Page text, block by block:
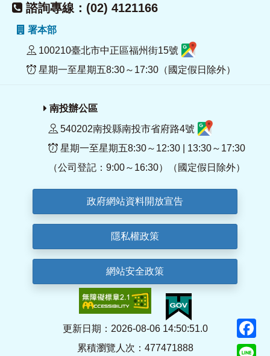
諮詢專線：(02) 4121166
署本部
100210臺北市中正區福州街15號
星期一至星期五8:30～17:30（國定假日除外）
南投辦公區
540202南投縣南投市省府路4號
星期一至星期五8:30～12:30 | 13:30～17:30
（公司登記：9:00～16:30）（國定假日除外）
政府網站資料開放宣告
隱私權政策
網站安全政策
更新日期：2026-08-06 14:50:51.0
累積瀏覽人次：477471888